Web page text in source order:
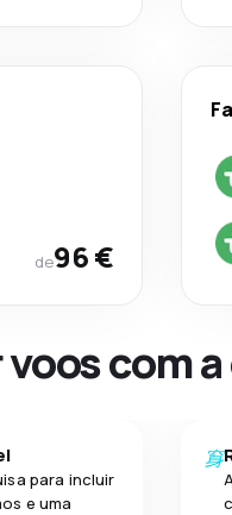
de96 €
com
para incluir
e uma